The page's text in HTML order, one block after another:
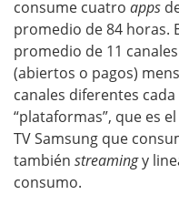
consume cuatro apps
promedio de 84 horas.
promedio de 11
(abiertos o pagos)
canales diferentes
“plataformas”, que es
TV Samsung que
también streamingy
consumo.